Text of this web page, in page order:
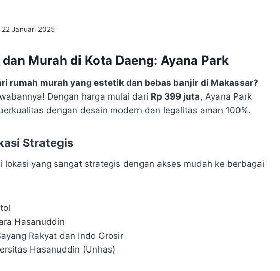
22 Januari 2025
Murah di Kota Daeng: Ayana Park
rumah murah yang estetik dan bebas banjir di Makassar?
Dengan harga mulai dari Rp 399 juta, Ayana Park
dengan desain modern dan legalitas aman 100%.
Strategis
lokasi yang sangat strategis dengan akses mudah ke berbagai
Hasanuddin
Rakyat dan Indo Grosir
Hasanuddin (Unhas)